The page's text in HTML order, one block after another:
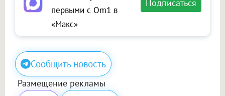
первыми с Om1 в
«Макс»
Подписаться
Сообщить новость
Размещение рекламы